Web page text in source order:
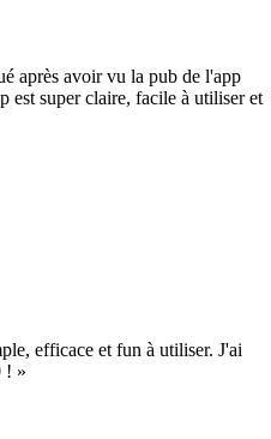
après avoir vu la pub de l'app
est super claire, facile à utiliser et
efficace et fun à utiliser. J'ai
! »